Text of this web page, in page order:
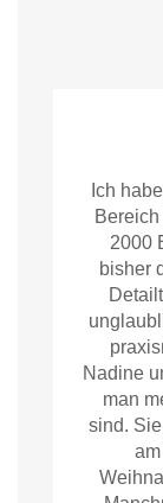
Ich
2000
bisher
Nadine
man
sind.